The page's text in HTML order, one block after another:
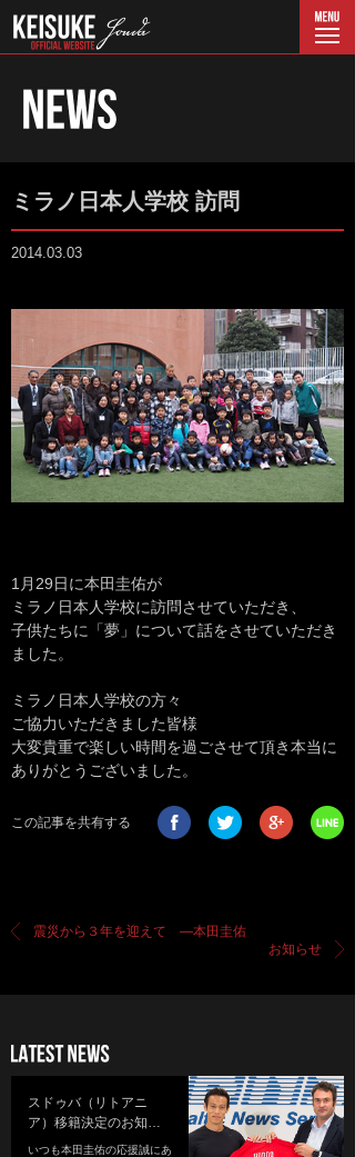
ミラノ日本人学校 訪問
2014.03.03
1月29日に本田圭佑が
ミラノ日本人学校に訪問させていただき、
子供たちに「夢」について話をさせていただき
ました。
ミラノ日本人学校の方々
ご協力いただきました皆様
大変貴重で楽しい時間を過ごさせて頂き本当に
ありがとうございました。
この記事を共有する
震災から３年を迎えて —本田圭佑
お知らせ
スドゥバ（リトアニ
ア）移籍決定のお知…
いつも本田圭佑の応援誠にあ